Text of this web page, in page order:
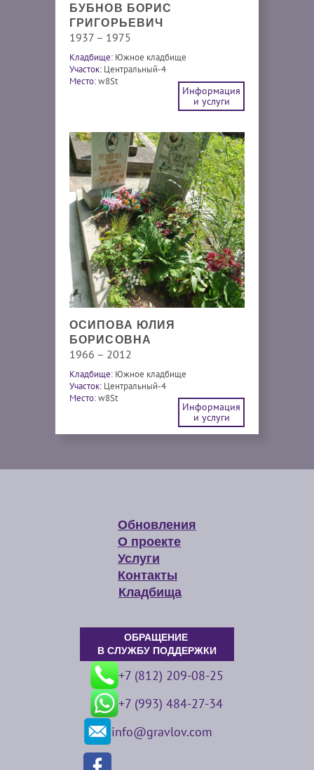
БУБНОВ БОРИС
ГРИГОРЬЕВИЧ
1937 – 1975
Кладбище: Южное кладбище
Участок: Центральный-4
Место:w8St
Информация
и услуги
ОСИПОВА ЮЛИЯ
БОРИСОВНА
1966 – 2012
Кладбище: Южное кладбище
Участок: Центральный-4
Место:w8St
Информация
и услуги
Обновления
О проекте
Услуги
Контакты
Кладбища
ОБРАЩЕНИЕ
В СЛУЖБУ ПОДДЕРЖКИ
+7 (812) 209-08-25
+7 (993) 484-27-34
info@gravlov.com